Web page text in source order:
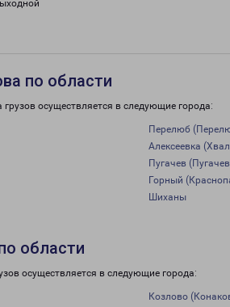
по области
осуществляется в следующие города:
Перелюб
Алексеевка
Пугачев
Горный
Шиханы
области
осуществляется в следующие города:
Козлово